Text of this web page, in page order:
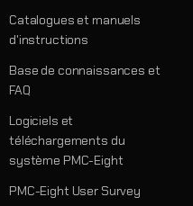
Catalogues et manuels
d'instructions
Base de connaissances et
FAQ
Logiciels et
téléchargements du
système PMC-Eight
PMC-Eight User Survey